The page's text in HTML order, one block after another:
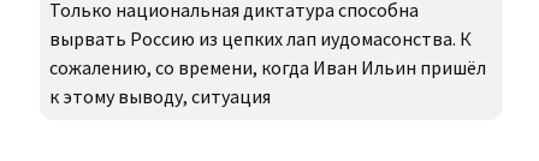
Только национальная диктатура способна
вырвать Россию из цепких лап иудомасонства. К
сожалению, со времени, когда Иван Ильин пришёл
к этому выводу, ситуация